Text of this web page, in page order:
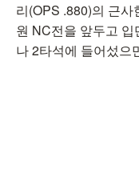
리(OPS .880)의 근
원 NC전을 앞두고
나 2타석에 들어섰으